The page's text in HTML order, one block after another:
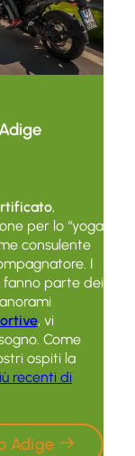
,
per lo “yoga
consulente
I
fanno parte dei
, vi
Come
ospiti la
recenti di
Adige